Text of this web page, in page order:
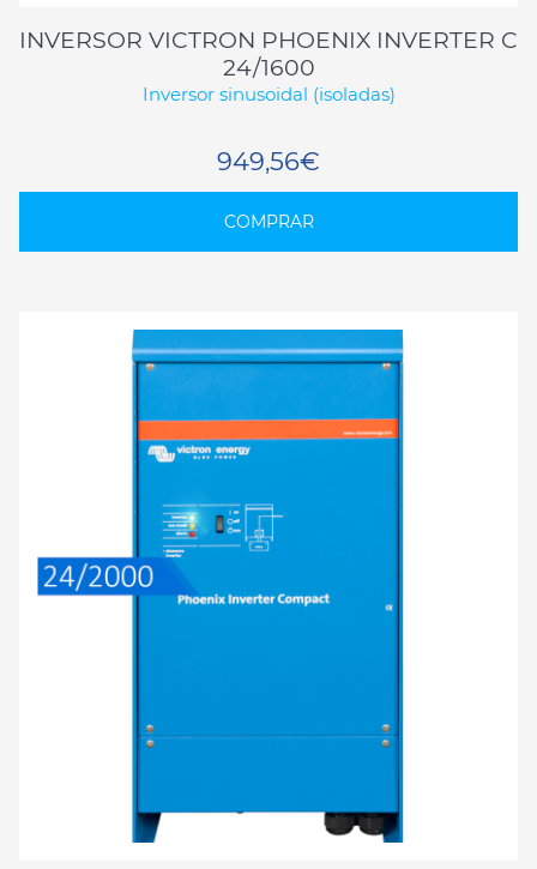
INVERSOR VICTRON PHOENIX INVERTER C
24/1600
Inversor sinusoidal (isoladas)
949,56€
COMPRAR